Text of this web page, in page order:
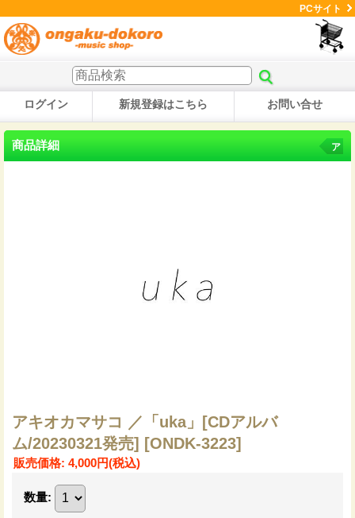
PCサイト
ログイン 新規登録はこちら お問い合せ
商品詳細 ア
アキオカマサコ ／「uka」[CDアルバ
ム/20230321発売] [ONDK-3223]
販売価格: 4,000円(税込)
数量: